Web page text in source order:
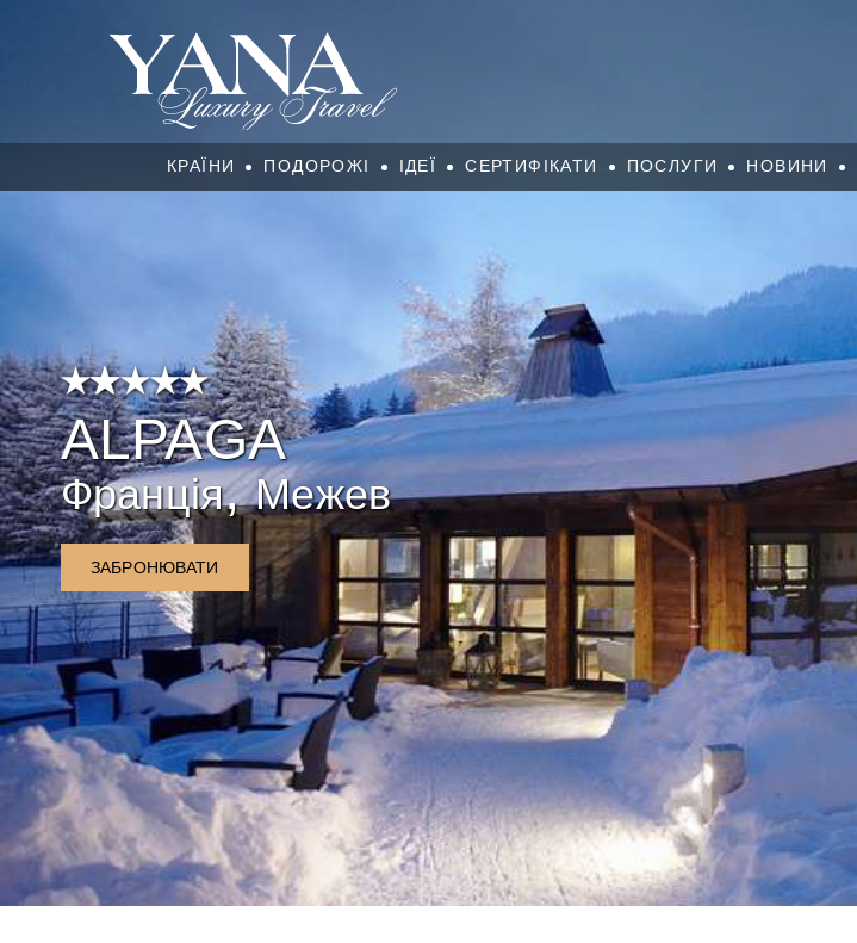
КРАЇНИ ПОДОРОЖІ ІДЕЇ СЕРТИФІКАТИ ПОСЛУГИ НОВИНИ
ALPAGA
Франція,Межев
ЗАБРОНЮВАТИ